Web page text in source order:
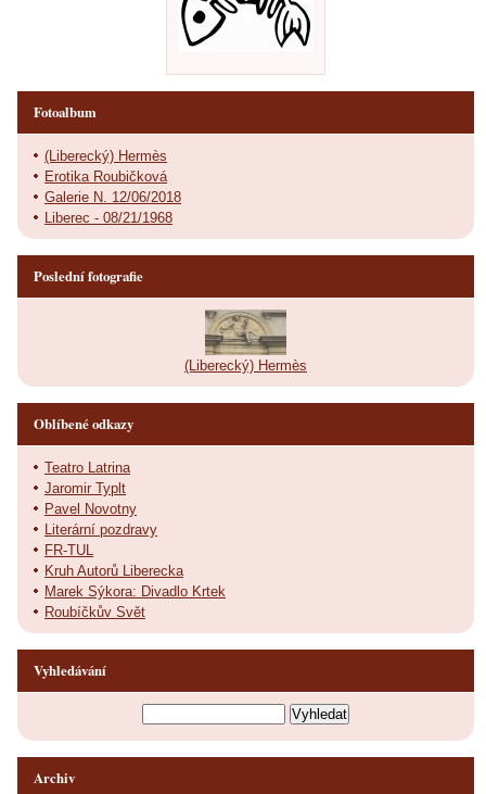
Fotoalbum
(Liberecký) Hermès
Erotika Roubičková
Galerie N. 12/06/2018
Liberec - 08/21/1968
Poslední fotografie
(Liberecký) Hermès
Oblíbené odkazy
Teatro Latrina
Jaromir Typlt
Pavel Novotny
Literární pozdravy
FR-TUL
Kruh Autorů Liberecka
Marek Sýkora: Divadlo Krtek
Roubíčkův Svět
Vyhledávání
Archiv